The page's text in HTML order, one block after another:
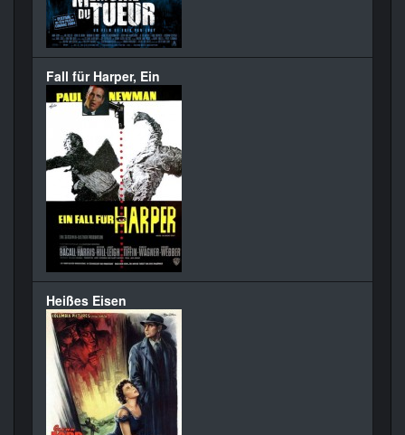
Fall für Harper, Ein
Heißes Eisen